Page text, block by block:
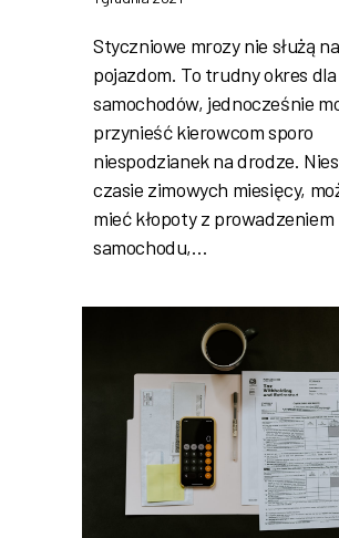
Styczniowe mrozy nie służą
pojazdom. To trudny okres dla
samochodów, jednocześnie
przynieść kierowcom sporo
niespodzianek na drodze.
czasie zimowych miesięcy,
mieć kłopoty z prowadzeniem
samochodu,…